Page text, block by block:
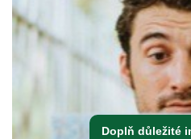
Doplň důležité